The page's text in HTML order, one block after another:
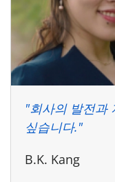
"회사의 발전과
싶습니다."
B.K. Kang